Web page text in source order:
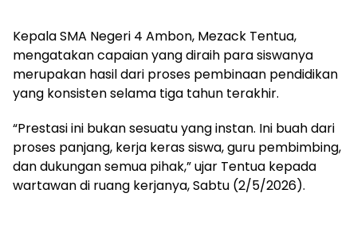
Kepala SMA Negeri 4 Ambon, Mezack Tentua,
mengatakan capaian yang diraih para siswanya
merupakan hasil dari proses pembinaan pendidikan
yang konsisten selama tiga tahun terakhir.
“Prestasi ini bukan sesuatu yang instan. Ini buah dari
proses panjang, kerja keras siswa, guru pembimbing,
dan dukungan semua pihak,” ujar Tentua kepada
wartawan di ruang kerjanya, Sabtu (2/5/2026).